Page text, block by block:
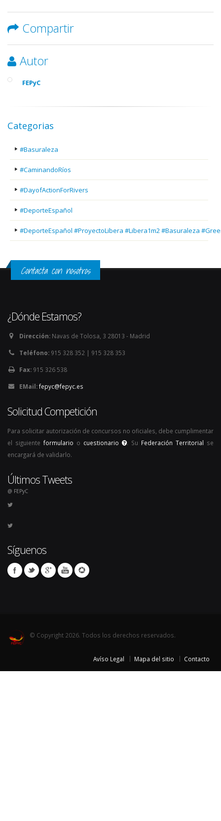
Compartir
Autor
FEPyC
Categorias
#Basuraleza
#CaminandoRíos
#DayofActionForRivers
#DeporteEspañol
#DeporteEspañol #ProyectoLibera #Libera1m2 #Basuraleza
Contacta con nosotros
¿Dónde Estamos?
Dirección: Navas de Tolosa, 3 28013 - Madrid
Teléfono: 915 328 352 | 915 328 353
Fax: 915 326 538
EMail:fepyc@fepyc.es
Solicitud Competición
Para solicitar autorización de concursos no oficiales, debe cumplimentar
el siguiente formulario o cuestionario . Su Federación Territorial se
encargará de validarlo.
Últimos Tweets
@ FEPyC
Síguenos
© Copyright 2026. Todos los derechos reservados.
Avíso Legal Mapa del sitio Contacto